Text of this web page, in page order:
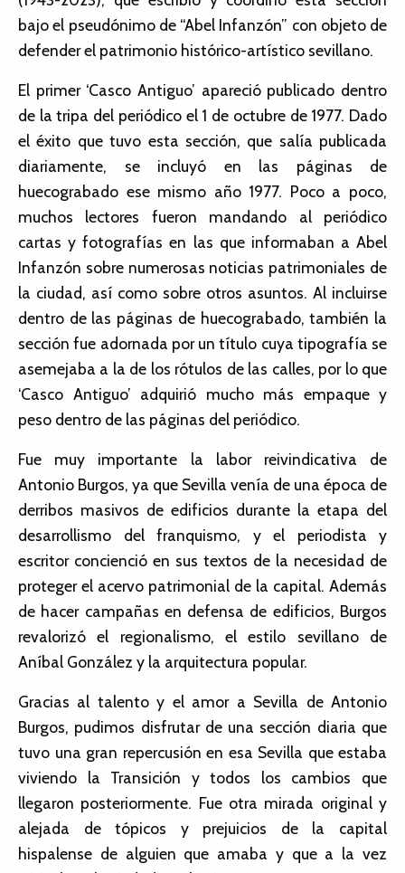
bajo el pseudónimo de “Abel Infanzón” con objeto de
defender el patrimonio histórico-artístico sevillano.
El primer ‘Casco Antiguo’ apareció publicado dentro
de la tripa del periódico el 1 de octubre de 1977. Dado
el éxito que tuvo esta sección, que salía publicada
diariamente, se incluyó en las páginas de
huecograbado ese mismo año 1977. Poco a poco,
muchos lectores fueron mandando al periódico
cartas y fotografías en las que informaban a Abel
Infanzón sobre numerosas noticias patrimoniales de
la ciudad, así como sobre otros asuntos. Al incluirse
dentro de las páginas de huecograbado, también la
sección fue adornada por un título cuya tipografía se
asemejaba a la de los rótulos de las calles, por lo que
‘Casco Antiguo’ adquirió mucho más empaque y
peso dentro de las páginas del periódico.
Fue muy importante la labor reivindicativa de
Antonio Burgos, ya que Sevilla venía de una época de
derribos masivos de edificios durante la etapa del
desarrollismo del franquismo, y el periodista y
escritor concienció en sus textos de la necesidad de
proteger el acervo patrimonial de la capital. Además
de hacer campañas en defensa de edificios, Burgos
revalorizó el regionalismo, el estilo sevillano de
Aníbal González y la arquitectura popular.
Gracias al talento y el amor a Sevilla de Antonio
Burgos, pudimos disfrutar de una sección diaria que
tuvo una gran repercusión en esa Sevilla que estaba
viviendo la Transición y todos los cambios que
llegaron posteriormente. Fue otra mirada original y
alejada de tópicos y prejuicios de la capital
hispalense de alguien que amaba y que a la vez